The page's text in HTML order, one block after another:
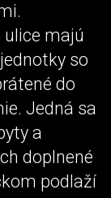
majú
so
do
Jedná sa
a
doplnené
podlaží